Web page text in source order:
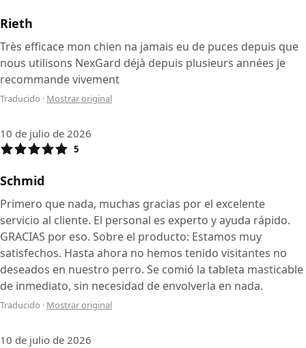
Rieth
Très efficace mon chien na jamais eu de puces depuis que
nous utilisons NexGard déjà depuis plusieurs années je
recommande vivement
Traducido · Mostrar original
10 de julio de 2026
5
Schmid
Primero que nada, muchas gracias por el excelente
servicio al cliente. El personal es experto y ayuda rápido.
GRACIAS por eso. Sobre el producto: Estamos muy
satisfechos. Hasta ahora no hemos tenido visitantes no
deseados en nuestro perro. Se comió la tableta masticable
de inmediato, sin necesidad de envolverla en nada.
Traducido · Mostrar original
10 de julio de 2026